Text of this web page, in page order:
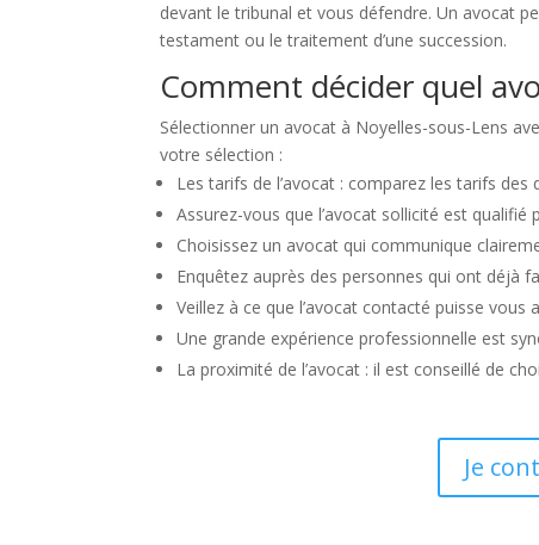
devant le tribunal et vous défendre. Un avocat
testament ou le traitement d’une succession.
Comment décider quel
Sélectionner un avocat à Noyelles-sous-Lens
votre sélection :
Les tarifs de l’avocat : comparez les tarifs
Assurez-vous que l’avocat sollicité est
Choisissez un avocat qui communique
Enquêtez auprès des personnes qui ont déjà
Veillez à ce que l’avocat contacté puisse
Une grande expérience professionnelle est
La proximité de l’avocat : il est conseillé de
Je